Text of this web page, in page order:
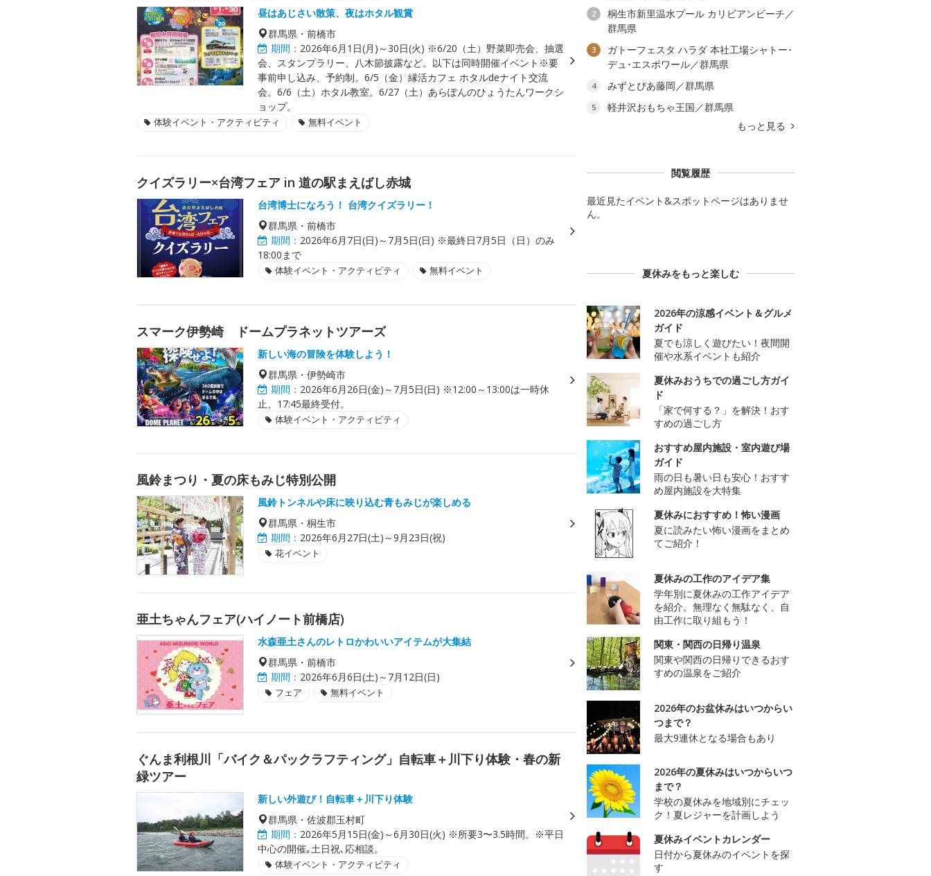
昼はあじさい散策、夜はホタル観賞
群馬県・前橋市
期間： 2026年6月1日(月)～30日(火) ※6/20（土）野菜即売会、抽選
会、スタンプラリー、八木節披露など。以下は同時開催イベント※要
事前申し込み、予約制。6/5（金）縁活カフェ ホタルdeナイト交流
会。6/6（土）ホタル教室。6/27（土）あらぽんのひょうたんワークシ
ョップ。
体験イベント・アクティビティ 無料イベント
クイズラリー×台湾フェア in 道の駅まえばし赤城
台湾博士になろう！ 台湾クイズラリー！
群馬県・前橋市
期間： 2026年6月7日(日)～7月5日(日) ※最終日7月5日（日）のみ
18:00まで
体験イベント・アクティビティ 無料イベント
スマーク伊勢崎 ドームプラネットツアーズ
新しい海の冒険を体験しよう！
群馬県・伊勢崎市
期間： 2026年6月26日(金)～7月5日(日) ※12:00～13:00は一時休
止、17:45最終受付。
体験イベント・アクティビティ
風鈴まつり・夏の床もみじ特別公開
風鈴トンネルや床に映り込む青もみじが楽しめる
群馬県・桐生市
期間： 2026年6月27日(土)～9月23日(祝)
花イベント
亜土ちゃんフェア(ハイノート前橋店)
水森亜土さんのレトロかわいいアイテムが大集結
群馬県・前橋市
期間： 2026年6月6日(土)～7月12日(日)
フェア 無料イベント
ぐんま利根川「バイク＆パックラフティング」自転車＋川下り体験・春の新
緑ツアー
新しい外遊び！自転車＋川下り体験
群馬県・佐波郡玉村町
期間： 2026年5月15日(金)～6月30日(火) ※所要3〜3.5時間。※平日
中心の開催｡土日祝､応相談。
体験イベント・アクティビティ
2
桐生市新里温水プール カリビアンビーチ／
群馬県
3
ガトーフェスタ ハラダ 本社工場シャトー･
デュ･エスポワール／群馬県
4 みずとぴあ藤岡／群馬県
5
軽井沢おもちゃ王国／群馬県
もっと見る
閲覧履歴
最近見たイベント&スポットページはありませ
ん。
夏休みをもっと楽しむ
2026年の涼感イベント＆グルメ
ガイド
夏でも涼しく遊びたい！夜間開
催や水系イベントも紹介
夏休みおうちでの過ごし方ガイ
ド
「家で何する？」を解決！おす
すめの過ごし方
おすすめ屋内施設・室内遊び場
ガイド
雨の日も暑い日も安心！おすす
め屋内施設を大特集
夏休みにおすすめ！怖い漫画
夏に読みたい怖い漫画をまとめ
てご紹介！
夏休みの工作のアイデア集
学年別に夏休みの工作アイデア
を紹介。無理なく無駄なく、自
由工作に取り組もう！
関東・関西の日帰り温泉
関東や関西の日帰りできるおす
すめの温泉をご紹介
2026年のお盆休みはいつからい
つまで？
最大9連休となる場合もあり
2026年の夏休みはいつからいつ
まで？
学校の夏休みを地域別にチェッ
ク！夏レジャーを計画しよう
夏休みイベントカレンダー
日付から夏休みのイベントを探
す